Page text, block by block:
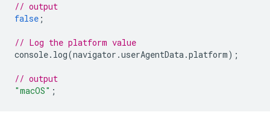
// output
false ;
// Log the platform value
console. log(navigator .userAgentData.platform);
// output
"macOS" ;